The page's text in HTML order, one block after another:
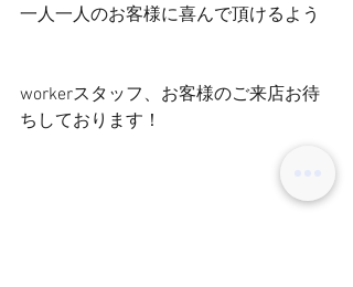
一人一人のお客様に喜んで頂けるよう
workerスタッフ、お客様のご来店お待
ちしております！